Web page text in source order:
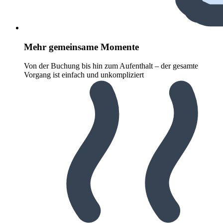
Mehr gemeinsame Momente
Von der Buchung bis hin zum Aufenthalt – der gesamte
Vorgang ist einfach und unkompliziert